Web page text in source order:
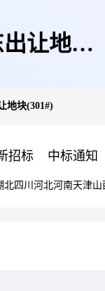
让地块
地块(301#)
招标 中标通知
北四川 河北河南天津山